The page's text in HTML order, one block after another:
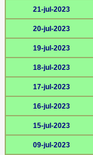
21-jul-2023
20-jul-2023
19-jul-2023
18-jul-2023
17-jul-2023
16-jul-2023
15-jul-2023
09-jul-2023